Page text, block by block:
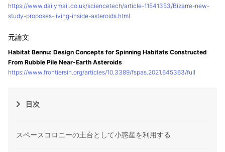
https://www.dailymail.co.uk/sciencetech/article-11541353/Bizarre-new-
study-proposes-living-inside-asteroids.html
Habitat Bennu: Design Concepts for Spinning Habitats Constructed
From Rubble Pile Near-Earth Asteroids
https://www.frontiersin.org/articles/10.3389/fspas.2021.645363/full
目次
スペースコロニーの土台として小惑星を利用する